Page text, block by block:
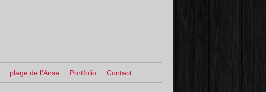
plage de l'Anse Portfolio Contact